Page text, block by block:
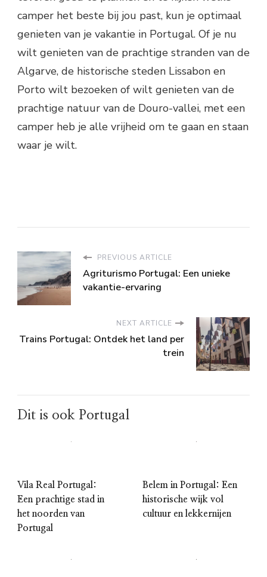
camper het beste bij jou past, kun je optimaal
genieten van je vakantie in Portugal. Of je nu
wilt genieten van de prachtige stranden van de
Algarve, de historische steden Lissabon en
Porto wilt bezoeken of wilt genieten van de
prachtige natuur van de Douro-vallei, met een
camper heb je alle vrijheid om te gaan en staan
waar je wilt.
PREVIOUS ARTICLE
Agriturismo Portugal: Een unieke
vakantie-ervaring
NEXT ARTICLE
Trains Portugal: Ontdek het land per
trein
Dit is ook Portugal
Vila Real Portugal:
Een prachtige stad in
het noorden van
Portugal
Belem in Portugal: Een
historische wijk vol
cultuur en lekkernijen